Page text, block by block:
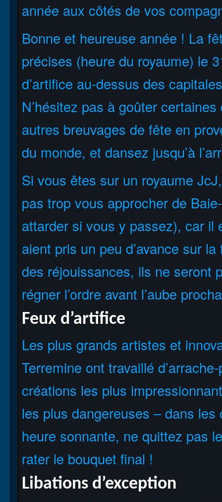
année aux côtés de vos
Bonne et heureuse année ! La
précises (heure du royaume) le
d’artifice au-dessus des
N’hésitez pas à goûter
autres breuvages de fête en
du monde, et dansez jusqu’à
Si vous êtes sur un royaume
pas trop vous approcher de
attarder si vous y passez), car il
aient pris un peu d’avance sur
des réjouissances, ils ne seront
régner l’ordre avant l’aube
Feux d’artifice
Les plus grands artistes et
Terremine ont travaillé
créations les plus
les plus dangereuses – dans les
heure sonnante, ne quittez pas
rater le bouquet final !
Libations d’exception